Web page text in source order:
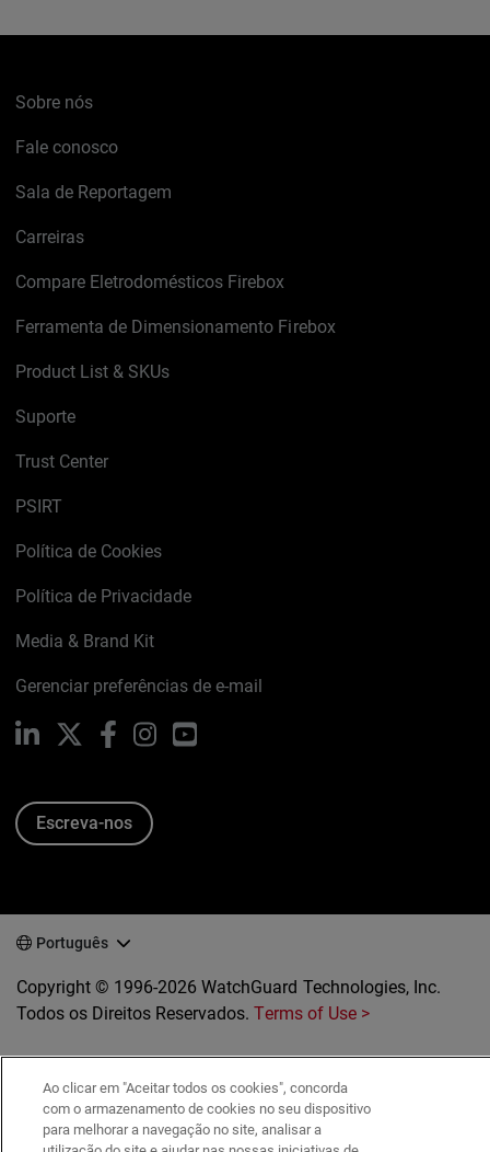
Sobre nós
Fale conosco
Sala de Reportagem
Carreiras
Compare Eletrodomésticos Firebox
Ferramenta de Dimensionamento Firebox
Product List & SKUs
Suporte
Trust Center
PSIRT
Política de Cookies
Política de Privacidade
Media & Brand Kit
Gerenciar preferências de e-mail
LinkedIn FacebookInstagramYouTube
Escreva-nos
Português
Copyright © 1996-2026 WatchGuard Technologies, Inc.
Todos os Direitos Reservados.Terms of Use >
Ao clicar em "Aceitar todos os cookies", concorda
com o armazenamento de cookies no seu dispositivo
para melhorar a navegação no site, analisar a